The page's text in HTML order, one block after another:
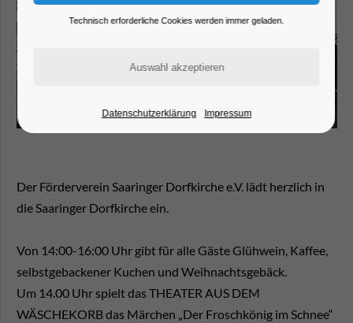
Der Förderverein Saaringer Dorfkirche e.V. lädt herzlich in
die Saaringer Dorfkirche ein.
Von 14:00-16:00 Uhr gibt für alle Gäste Glühwein, Kaffee,
selbstgebackener Kuchen und Weihnachtsgebäck.
Um 14.00 Uhr spielt das THEATER AUS DEM
WÄSCHEKORB das Märchen „Der Froschkönig im Schnee“
Technisch erforderliche Cookies werden immer geladen.
Datenschutzerklärung Impressum